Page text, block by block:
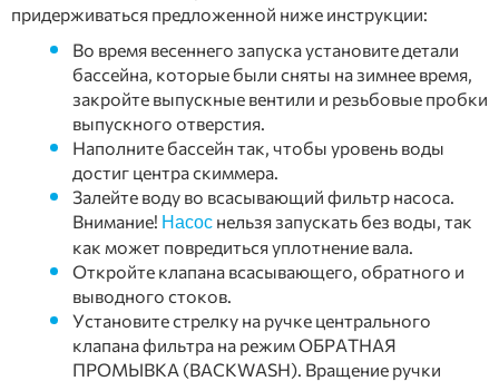
придерживаться предложенной ниже инструкции:
Во время весеннего запуска установите детали
бассейна, которые были сняты на зимнее время,
закройте выпускные вентили и резьбовые пробки
выпускного отверстия.
Наполните бассейн так, чтобы уровень воды
достиг центра скиммера.
Залейте воду во всасывающий фильтр насоса.
Внимание! Насос нельзя запускать без воды, так
как может повредиться уплотнение вала.
Откройте клапана всасывающего, обратного и
выводного стоков.
Установите стрелку на ручке центрального
клапана фильтра на режим ОБРАТНАЯ
ПРОМЫВКА (BACKWASH). Вращение ручки